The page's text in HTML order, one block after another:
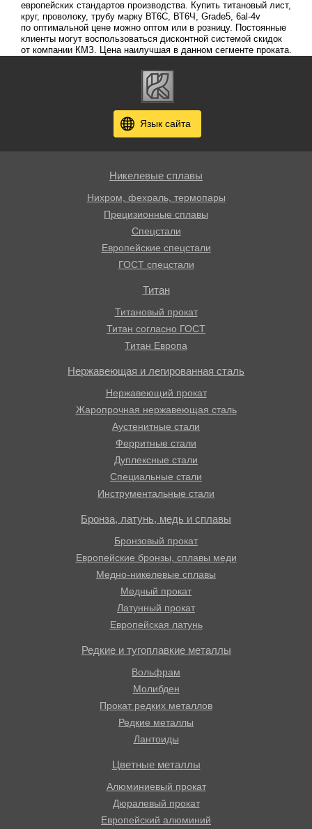
европейских стандартов производства. Купить титановый лист,
круг, проволоку, трубу марку ВТ6С, ВТ6Ч, Grade5, 6al-4v
по оптимальной цене можно оптом или в розницу. Постоянные
клиенты могут воспользоваться дисконтной системой скидок
от компании КМЗ. Цена наилучшая в данном сегменте проката.
Язык сайта
Никелевые сплавы
Нихром, фехраль, термопары
Прецизионные сплавы
Спецстали
Европейские спецстали
ГОСТ спецстали
Титан
Титановый прокат
Титан согласно ГОСТ
Титан Европа
Нержавеющая и легированная сталь
Нержавеющий прокат
Жаропрочная нержавеющая сталь
Аустенитные стали
Ферритные стали
Дуплексные стали
Специальные стали
Инструментальные стали
Бронза, латунь, медь и сплавы
Бронзовый прокат
Европейские бронзы, сплавы меди
Медно-никелевые сплавы
Медный прокат
Латунный прокат
Европейская латунь
Редкие и тугоплавкие металлы
Вольфрам
Молибден
Прокат редких металлов
Редкие металлы
Лантоиды
Цветные металлы
Алюминиевый прокат
Дюралевый прокат
Европейский алюминий